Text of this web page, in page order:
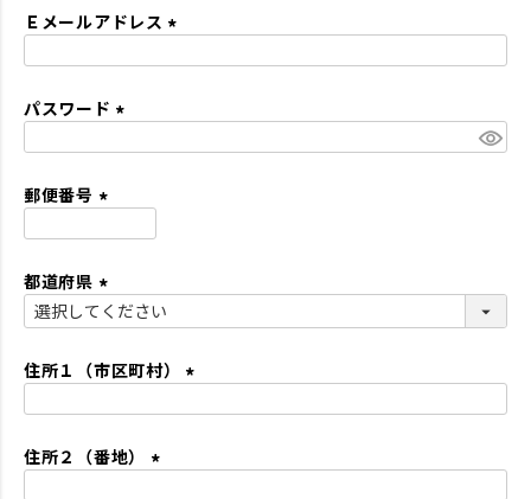
須
Ｅメールアドレス
パスワード
郵便番号
須
)
都道府県
(
須
住所１（市区町村）
住所２（番地）